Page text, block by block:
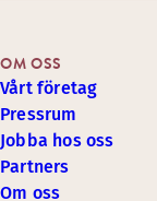
OM OSS
Vårt företag
Pressrum
Jobba hos oss
Partners
Om oss